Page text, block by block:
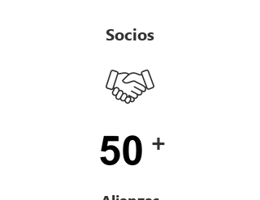
Socios
+